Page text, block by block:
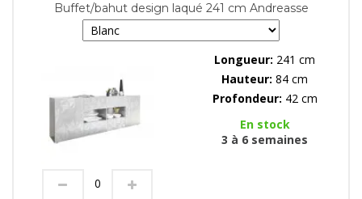
Buffet/bahut design laqué 241 cm Andreasse
Longueur: 241 cm
Hauteur: 84 cm
Profondeur: 42 cm
En stock
3 à 6 semaines